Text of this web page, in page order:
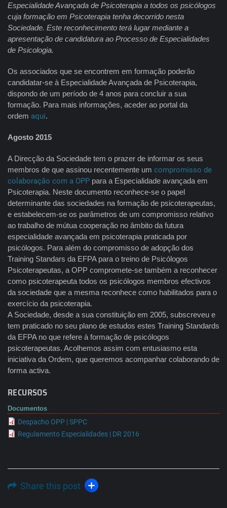
Especialidade Avançada de Psicoterapia a todos os psicólogos
cuja formação em Psicoterapia tenha decorrido nesta
Sociedade. Este reconhecimento terá lugar mediante a
apresentação de candidatura ao Processo de Especialidades
de Psicologia.
Os associados que se encontrem em formação poderão
candidatar-se à Especialidade Avançada de Psicoterapia,
dispondo de um período de 4 anos para concluir a sua
formação. Para mais informações, aceder ao portal da
ordem aqui.
Agosto 2015
A Direcção da Sociedade tem o prazer de informar os seus
membros de que assinou recentemente um compromisso de
colaboração com a OPP para a Especialidade avançada em
Psicoterapia. Neste documento reconhece-se o papel
determinante das sociedades na formação de psicoterapeutas,
e estabelecem-se os parâmetros de um compromisso relativo
ao trabalho de mútua cooperação no âmbito da futura
especialidade avançada em psicoterapia praticada por
psicólogos. Para além do compromisso de adopção dos
Training Standars da EFPA para o treino de Psicólogos
Psicoterapeutas, a OPP compromete-se também a reconhecer
como psicoterapeuta todos os psicólogos membros efectivos
da sociedade que a mesma reconhece como habilitados para o
exercício da psicoterapia.
A Sociedade, desde a sua constituição em 2005, subscreveu e
tem praticado no seu plano de estudos estes Training Standards
da EFPA no que refere à formação de psicólogos
psicoterapeutas. Acolhemos assim com entusiasmo esta
iniciativa da Ordem, que queremos acompanhar colaborando de
forma activa.
RECURSOS
Documentos
Despacho OPP | SPPC
Regulamento Especialidades | DR 2016
Share this post